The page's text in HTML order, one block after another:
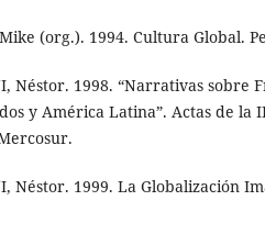
Mike (org.). 1994. Cultura Global.
Néstor. 1998. “Narrativas sobre
y América Latina”. Actas de la
Néstor. 1999. La Globalización